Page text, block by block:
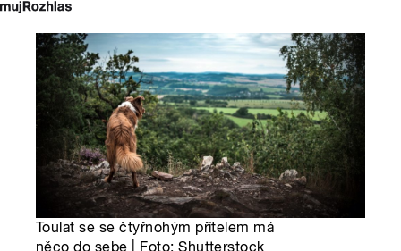
Toulat se se čtyřnohým přítelem má
něco do sebe | Foto: Shutterstock